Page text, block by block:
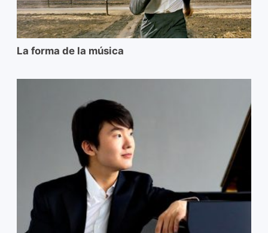
La forma de la música